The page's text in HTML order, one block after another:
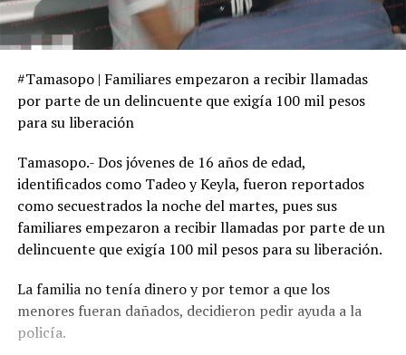
#Tamasopo | Familiares empezaron a recibir llamadas
por parte de un delincuente que exigía 100 mil pesos
para su liberación
Tamasopo.- Dos jóvenes de 16 años de edad,
identificados como Tadeo y Keyla, fueron reportados
como secuestrados la noche del martes, pues sus
familiares empezaron a recibir llamadas por parte de un
delincuente que exigía 100 mil pesos para su liberación.
La familia no tenía dinero y por temor a que los
menores fueran dañados, decidieron pedir ayuda a la
policía.